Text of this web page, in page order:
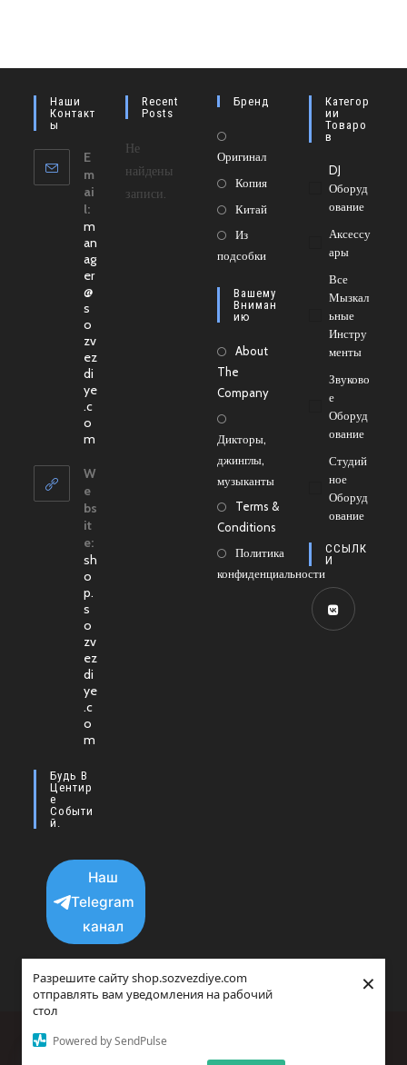
Разрешите сайту shop.sozvezdiye.com
отправлять вам уведомления на рабочий
стол
Powered by SendPulse
×
Наши
Контакт
Ы
E
m
ai
l:
m
an
ag
er
@
s
o
zv
ez
di
ye
.c
o
m
вашем
W
e
bs
it
e:
sh
o
p.
s
o
zv
ez
di
ye
.c
o
m
Будь В
Центир
Е
Событи
Й.
Наш
Telegram
канал
Recent
Posts
Не
найдены
записи.
Бренд
Оригинал
Откроется
КопияОткроется
в
КитайОткроется
Из
подсобки
Откроется
Вашему
Вниман
Ию
About
The
Company
Дикторы,
джинглы,
музыканты
Terms &
Conditions
Политика
конфиденциальности
Категор
Ии
Товаро
В
DJ
Оборуд
Ование
Аксессу
Ары
Все
Мызкал
Ьные
Инстру
Менты
Звуково
Е
Оборуд
Ование
Студий
Ное
Оборуд
Ование
ССЫЛК
И
copyright © 2025 - 2026 Все права защищенны.Прайс-агрегатор